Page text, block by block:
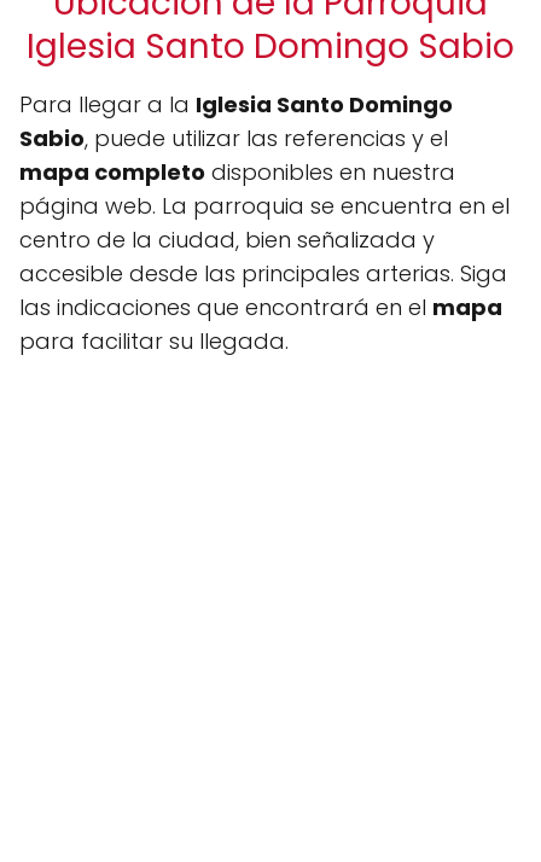
Iglesia Santo Domingo Sabio
Para llegar a la Iglesia Santo Domingo
Sabio, puede utilizar las referencias y el
mapa completo disponibles en nuestra
página web. La parroquia se encuentra en el
centro de la ciudad, bien señalizada y
accesible desde las principales arterias. Siga
las indicaciones que encontrará en el mapa
para facilitar su llegada.